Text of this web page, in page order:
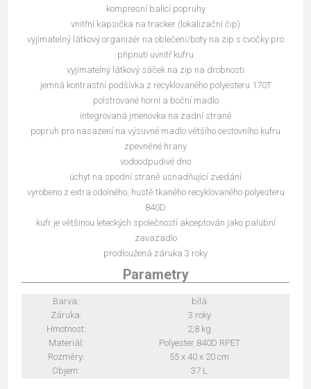
kompresní balicí popruhy
vnitřní kapsička na tracker (lokalizační čip)
vyjímatelný látkový organizér na oblečení/boty na zip s cvočky pro
připnutí uvnitř kufru
vyjímatelný látkový sáček na zip na drobnosti
jemná kontrastní podšívka z recyklovaného polyesteru 170T
polstrované horní a boční madlo
integrovaná jmenovka na zadní straně
popruh pro nasazení na výsuvné madlo většího cestovního kufru
zpevněné hrany
vodoodpudivé dno
úchyt na spodní straně usnadňující zvedání
vyrobeno z extra odolného, hustě tkaného recyklovaného polyesteru
840D
kufr je většinou leteckých společností akceptován jako palubní
zavazadlo
prodloužená záruka 3 roky
Parametry
Barva:
bílá
Záruka:
3 roky
Hmotnost:
2,8 kg
Materiál:
Polyester 840D RPET
Rozměry:
55 x 40 x 20 cm
Objem:
37 L